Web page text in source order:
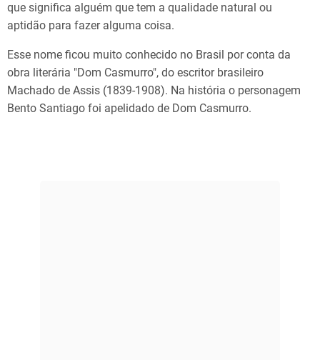
que significa alguém que tem a qualidade natural ou
aptidão para fazer alguma coisa.
Esse nome ficou muito conhecido no Brasil por conta da
obra literária "Dom Casmurro", do escritor brasileiro
Machado de Assis (1839-1908). Na história o personagem
Bento Santiago foi apelidado de Dom Casmurro.